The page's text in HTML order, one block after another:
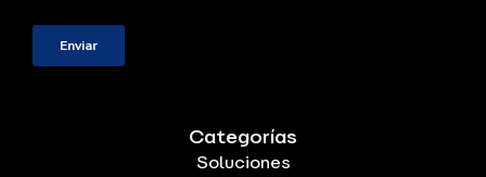
Categorías
Soluciones